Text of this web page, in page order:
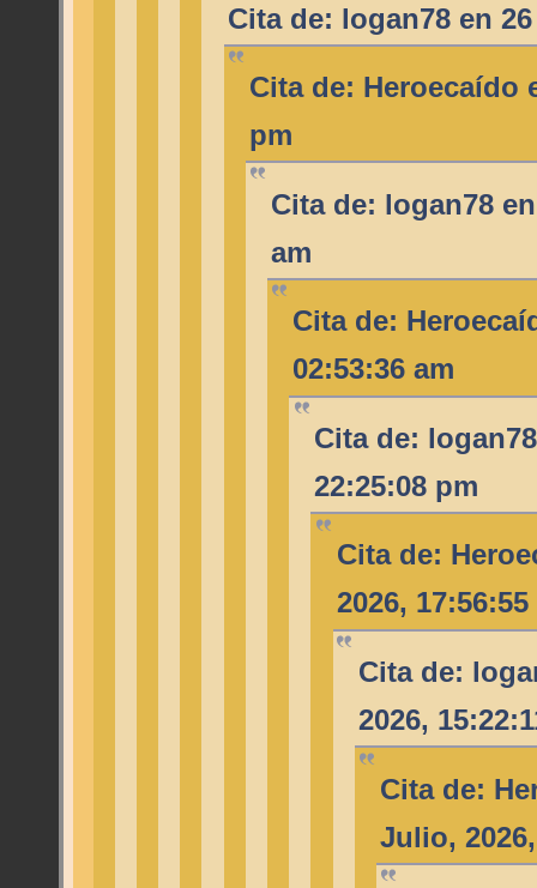
Cita de: logan78 en
Cita de: Heroecaído
pm
Cita de: logan78
am
Cita de:
02:53:36 am
Cita de:
22:25:08 pm
Cita de:
2026,
Cita de:
2026,
Cita de:
Julio,